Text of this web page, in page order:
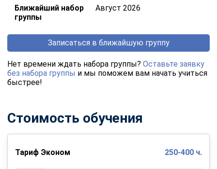
Ближайший набор
группы
Август 2026
Записаться в ближайшую группу
Нет времени ждать набора группы? Оставьте заявку
без набора группы и мы поможем вам начать учиться
быстрее!
Стоимость обучения
Тариф Эконом 250-400 ч.